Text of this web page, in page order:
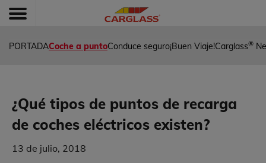
PORTADACoche a puntoConduce seguro¡Buen Viaje!Carglass®
¿Qué tipos de puntos de recarga
de coches eléctricos existen?
13 de julio, 2018